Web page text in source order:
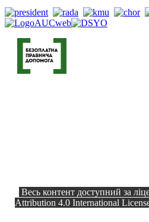
Весь контент доступний за
Attribution 4.0 International